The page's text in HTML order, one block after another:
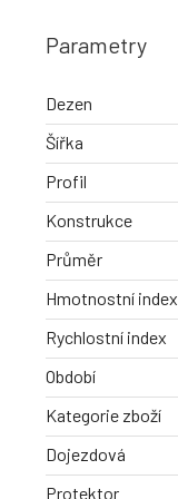
Parametry
Dezen
Šířka
Profil
Konstrukce
Průměr
Hmotnostní index
Rychlostní index
Období
Kategorie zboží
Dojezdová
Protektor